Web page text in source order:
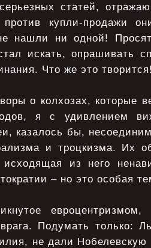
статей,
против купли-продажи
нашли ни одной!
искать, опрашивать
Что же это
о колхозах, которые
я с удивлением
казалось бы,
и троцкизма. Их
из него
– но это особая
евроцентризмом,
вpага. Подумать только:
не дали